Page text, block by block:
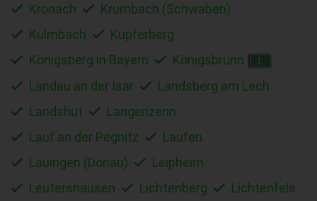
Kronach
Krumbach (Schwaben)
Kulmbach
Kupferberg
Königsberg in Bayern
Königsbrunn
Landau an der Isar
Landsberg am Lech
Landshut
Langenzenn
Lauf an der Pegnitz
Laufen
Lauingen (Donau)
Leipheim
Leutershausen
Lichtenberg Lichtenfels